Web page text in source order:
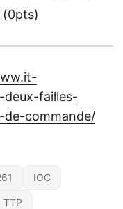
(0pts)
failles-
commande/
IOC
TTP